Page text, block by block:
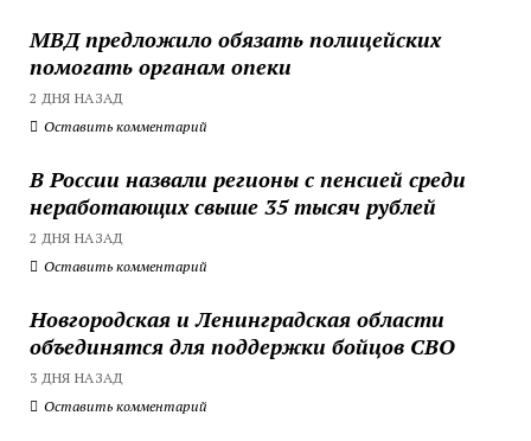
МВД предложило обязать полицейских
помогать органам опеки
2 ДНЯ НАЗАД
Оставить комментарий
В России назвали регионы с пенсией среди
неработающих свыше 35 тысяч рублей
2 ДНЯ НАЗАД
Оставить комментарий
Новгородская и Ленинградская области
объединятся для поддержки бойцов СВО
3 ДНЯ НАЗАД
Оставить комментарий